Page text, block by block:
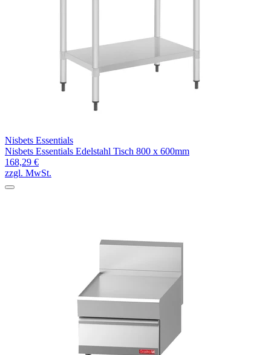
Nisbets Essentials
Nisbets Essentials Edelstahl Tisch 800 x 600mm
168,29 €
zzgl. MwSt.